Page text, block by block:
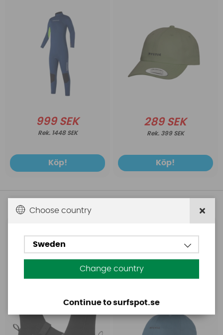
999 SEK
1448 SEK
Köp!
289 SEK
399 SEK
Köp!
Andra köpte även
Mystic
Mystic Ease Boot 3mm
Round Toe
Mystic
Mystic Dad Cap Tidal
Blue
Choose country
Sweden
Change country
Continue to surfspot.se